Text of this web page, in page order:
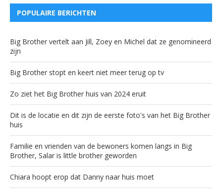
POPULAIRE BERICHTEN
Big Brother vertelt aan Jill, Zoey en Michel dat ze genomineerd
zijn
Big Brother stopt en keert niet meer terug op tv
Zo ziet het Big Brother huis van 2024 eruit
Dit is de locatie en dit zijn de eerste foto's van het Big Brother
huis
Familie en vrienden van de bewoners komen langs in Big
Brother, Salar is little brother geworden
Chiara hoopt erop dat Danny naar huis moet